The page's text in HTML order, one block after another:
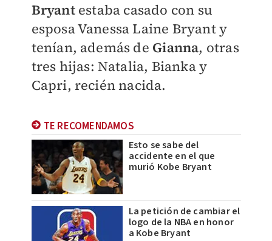
Bryant estaba casado con su
esposa Vanessa Laine Bryant y
tenían, además de Gianna, otras
tres hijas: Natalia, Bianka y
Capri, recién nacida.
TE RECOMENDAMOS
Esto se sabe del
accidente en el que
murió Kobe Bryant
La petición de cambiar el
logo de la NBA en honor
a Kobe Bryant